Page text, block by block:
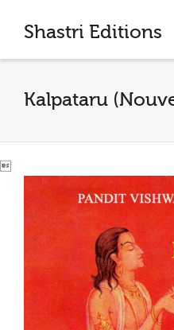
I'm looking for
Show me
Shastri Editions
Kalpataru
